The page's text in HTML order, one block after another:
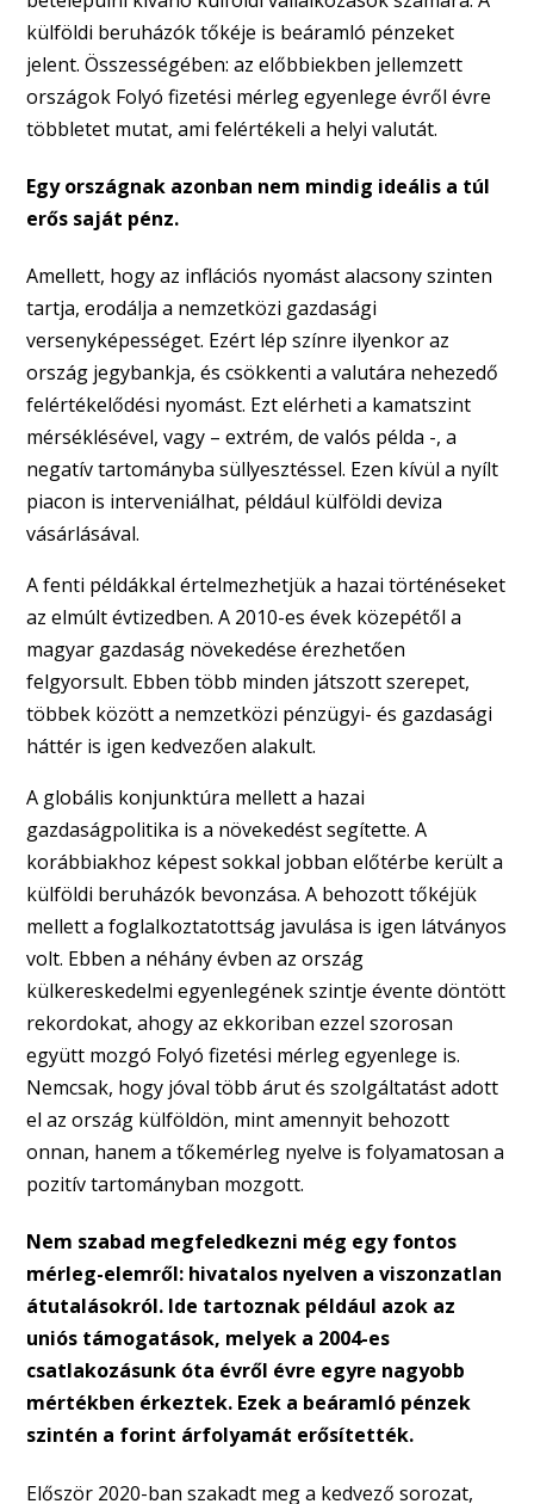
külföldi beruházók tőkéje is beáramló pénzeket
jelent. Összességében: az előbbiekben jellemzett
országok Folyó fizetési mérleg egyenlege évről évre
többletet mutat, ami felértékeli a helyi valutát.
Egy országnak azonban nem mindig ideális a túl
erős saját pénz.
Amellett, hogy az inflációs nyomást alacsony szinten
tartja, erodálja a nemzetközi gazdasági
versenyképességet. Ezért lép színre ilyenkor az
ország jegybankja, és csökkenti a valutára nehezedő
felértékelődési nyomást. Ezt elérheti a kamatszint
mérséklésével, vagy – extrém, de valós példa -, a
negatív tartományba süllyesztéssel. Ezen kívül a nyílt
piacon is interveniálhat, például külföldi deviza
vásárlásával.
A fenti példákkal értelmezhetjük a hazai történéseket
az elmúlt évtizedben. A 2010-es évek közepétől a
magyar gazdaság növekedése érezhetően
felgyorsult. Ebben több minden játszott szerepet,
többek között a nemzetközi pénzügyi- és gazdasági
háttér is igen kedvezően alakult.
A globális konjunktúra mellett a hazai
gazdaságpolitika is a növekedést segítette. A
korábbiakhoz képest sokkal jobban előtérbe került a
külföldi beruházók bevonzása. A behozott tőkéjük
mellett a foglalkoztatottság javulása is igen látványos
volt. Ebben a néhány évben az ország
külkereskedelmi egyenlegének szintje évente döntött
rekordokat, ahogy az ekkoriban ezzel szorosan
együtt mozgó Folyó fizetési mérleg egyenlege is.
Nemcsak, hogy jóval több árut és szolgáltatást adott
el az ország külföldön, mint amennyit behozott
onnan, hanem a tőkemérleg nyelve is folyamatosan a
pozitív tartományban mozgott.
Nem szabad megfeledkezni még egy fontos
mérleg-elemről: hivatalos nyelven a viszonzatlan
átutalásokról. Ide tartoznak például azok az
uniós támogatások, melyek a 2004-es
csatlakozásunk óta évről évre egyre nagyobb
mértékben érkeztek. Ezek a beáramló pénzek
szintén a forint árfolyamát erősítették.
Először 2020-ban szakadt meg a kedvező sorozat,